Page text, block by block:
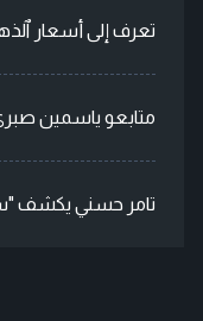
تعرف إلى أسعار
متابعو ياسمين
تامر حسني يكشف